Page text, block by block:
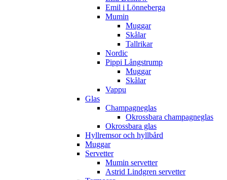
Emil i Lönneberga
Mumin
Muggar
Skålar
Tallrikar
Nordic
Pippi Långstrump
Muggar
Skålar
Vappu
Glas
Champagneglas
Okrossbara champagneglas
Okrossbara glas
Hyllremsor och hyllbård
Muggar
Servetter
Mumin servetter
Astrid Lindgren servetter